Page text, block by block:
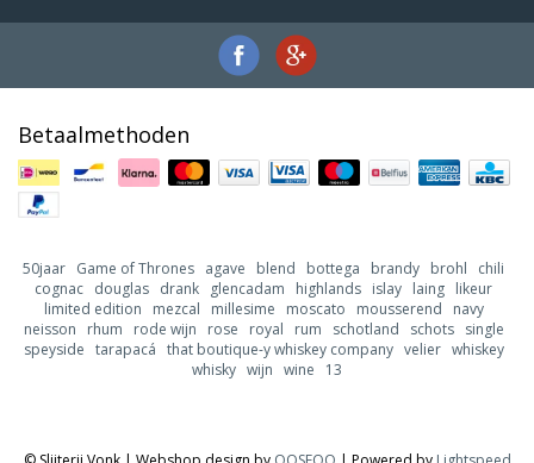
Betaalmethoden
50jaar Game of Thrones agave blend bottega brandy brohl
chili
cognac douglas drank glencadam highlands islay laing likeur
limited edition
mezcal millesime moscato mousserend
navy
neisson
rhum rode wijn rose royal rum schotland schots
single
speyside tarapacá that boutique-y whiskey company velier whiskey
whisky wijn wine 13